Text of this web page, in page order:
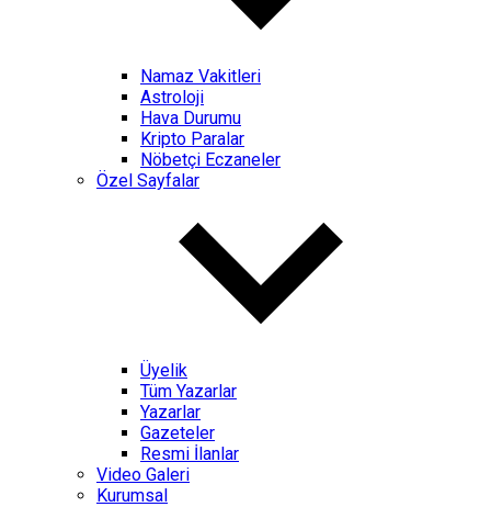
Namaz Vakitleri
Astroloji
Hava Durumu
Kripto Paralar
Nöbetçi Eczaneler
Özel Sayfalar
Üyelik
Tüm Yazarlar
Yazarlar
Gazeteler
Resmi İlanlar
Video Galeri
Kurumsal